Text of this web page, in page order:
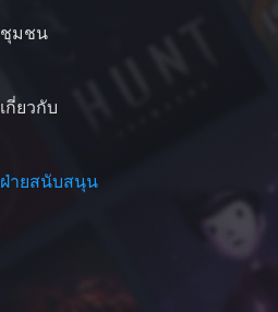
ชุมชน
เกี่ยวกับ
ฝ่ายสนับสนุน